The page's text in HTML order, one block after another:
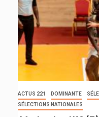
ACTUS 221 DOMINANTE
SÉLECTIONS NATIONALES